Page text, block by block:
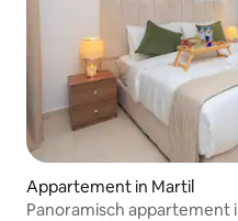
Appartement in Martil
Panoramisch appartement